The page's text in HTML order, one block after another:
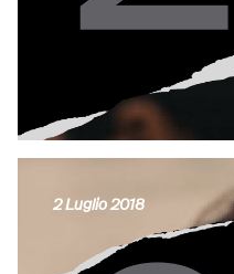
2 Luglio 2018